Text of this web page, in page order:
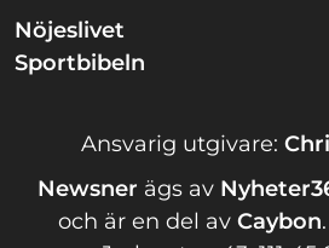
Nöjeslivet
Sportbibeln
Ansvarig utgivare:
Newsner ägs av
och är en del av Caybon.